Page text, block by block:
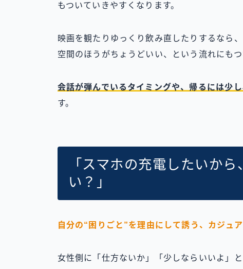
もついていきやすくなります。
映画を観たりゆっくり飲み直したりするなら
空間のほうがちょうどいい、という流れにも
会話が弾んでいるタイミングや、帰るには少
す。
「スマホの充電したいか
い？」
自分の“困りごと”を理由にして誘う、カジュ
女性側に「仕方ないか」「少しならいいよ」